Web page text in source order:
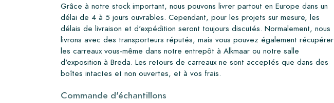
Grâce à notre stock important, nous pouvons livrer partout en Europe dans un
délai de 4 à 5 jours ouvrables. Cependant, pour les projets sur mesure, les
délais de livraison et d'expédition seront toujours discutés. Normalement, nous
livrons avec des transporteurs réputés, mais vous pouvez également récupérer
les carreaux vous-même dans notre entrepôt à Alkmaar ou notre salle
d'exposition à Breda. Les retours de carreaux ne sont acceptés que dans des
boîtes intactes et non ouvertes, et à vos frais.
Commande d'échantillons